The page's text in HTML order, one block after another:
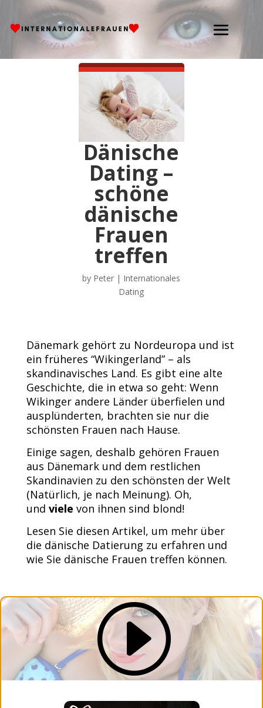
Dänische
Dating –
schöne
dänische
Frauen
treffen
by Peter | Internationales
Dating
Dänemark gehört zu Nordeuropa und ist
ein früheres “Wikingerland” – als
skandinavisches Land. Es gibt eine alte
Geschichte, die in etwa so geht: Wenn
Wikinger andere Länder überfielen und
ausplünderten, brachten sie nur die
schönsten Frauen nach Hause.
Einige sagen, deshalb gehören Frauen
aus Dänemark und dem restlichen
Skandinavien zu den schönsten der Welt
(Natürlich, je nach Meinung). Oh,
und viele von ihnen sind blond!
Lesen Sie diesen Artikel, um mehr über
die dänische Datierung zu erfahren und
wie Sie dänische Frauen treffen können.
I